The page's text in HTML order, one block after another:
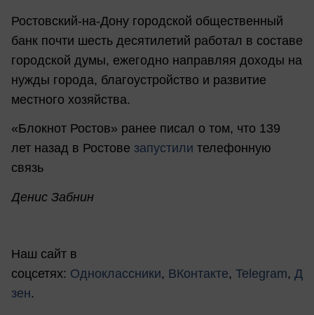
Ростовский-на-Дону городской общественный
банк почти шесть десятилетий работал в составе
городской думы, ежегодно направляя доходы на
нужды города, благоустройство и развитие
местного хозяйства.
«Блокнот Ростов» ранее писал о том, что 139
лет назад в Ростове запустили телефонную
связь
Денис Забнин
Наш сайт в
соцсетях: Одноклассники, ВКонтакте, Telegram, Д
зен.